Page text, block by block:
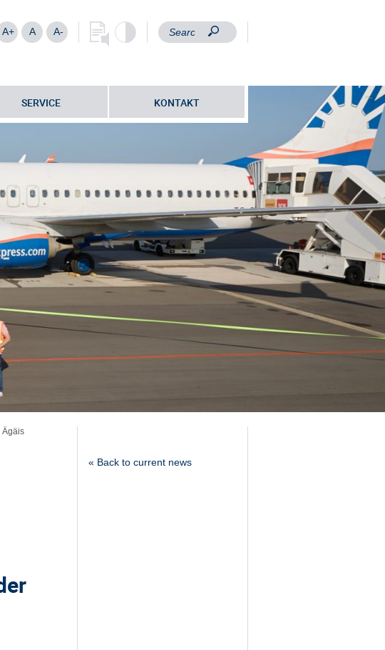
A+ A A-
SERVICE KONTAKT
Ägäis
« Back to current news